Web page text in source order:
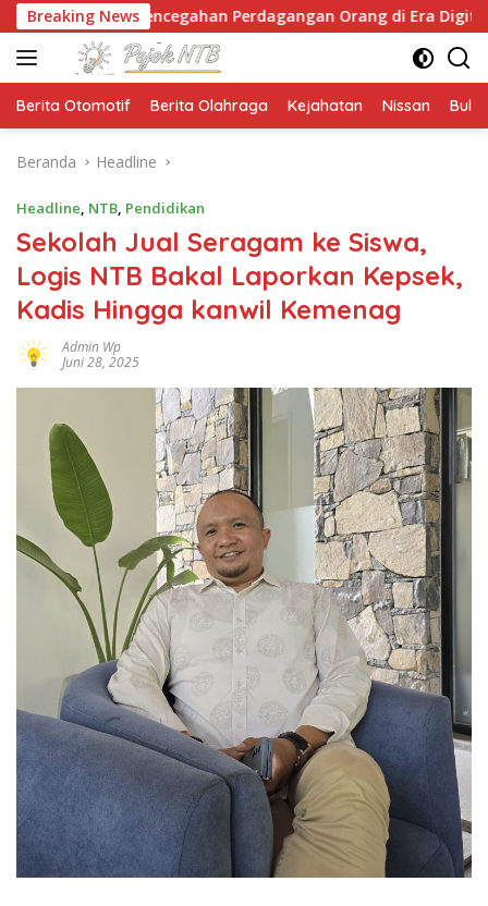
Langsung
ke
konten
Breaking News
Pencegahan Perdagangan Orang di Era Digital
Berita Otomotif Berita Olahraga Kejahatan Nissan
Beranda Headline
Headline, NTB, Pendidikan
Sekolah Jual Seragam ke Siswa,
Logis NTB Bakal Laporkan Kepsek,
Kadis Hingga kanwil Kemenag
Admin Wp
Juni 28, 2025